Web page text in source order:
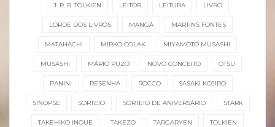
J. R. R. TOLKIEN LEITOR LEITURA LIVRO
LORDE DOS LIVROS MANGÁ MARTINS FONTES
MATAHACHI MIRKO COLAK MIYAMOTO MUSASHI
MUSASHI MÁRIO PUZO NOVO CONCEITO OTSU
PANINI RESENHA ROCCO SASAKI KOJIRO
SINOPSE SORTEIO SORTEIO DE ANIVERSÁRIO STARK
TAKEHIKO INOUE TAKEZO TARGARYEN TOLKIEN